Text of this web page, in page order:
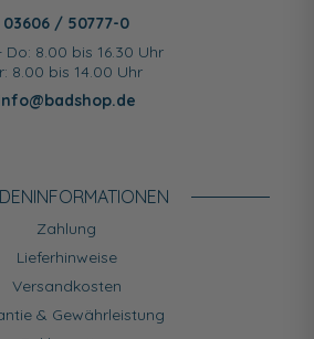
03606 / 50777-0
Do: 8.00 bis 16.30 Uhr
8.00 bis 14.00 Uhr
Zahlung
Lieferhinweise
Versandkosten
& Gewährleistung